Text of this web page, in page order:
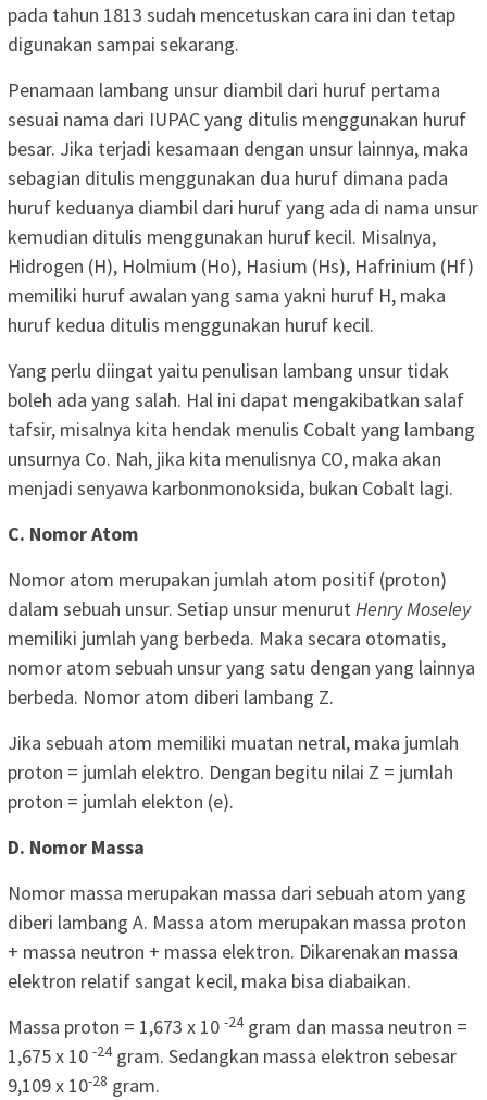
pada tahun 1813 sudah mencetuskan cara ini dan tetap
digunakan sampai sekarang.
Penamaan lambang unsur diambil dari huruf pertama
sesuai nama dari IUPAC yang ditulis menggunakan huruf
besar. Jika terjadi kesamaan dengan unsur lainnya, maka
sebagian ditulis menggunakan dua huruf dimana pada
huruf keduanya diambil dari huruf yang ada di nama unsur
kemudian ditulis menggunakan huruf kecil. Misalnya,
Hidrogen (H), Holmium (Ho), Hasium (Hs), Hafrinium (Hf)
memiliki huruf awalan yang sama yakni huruf H, maka
huruf kedua ditulis menggunakan huruf kecil.
Yang perlu diingat yaitu penulisan lambang unsur tidak
boleh ada yang salah. Hal ini dapat mengakibatkan salaf
tafsir, misalnya kita hendak menulis Cobalt yang lambang
unsurnya Co. Nah, jika kita menulisnya CO, maka akan
menjadi senyawa karbonmonoksida, bukan Cobalt lagi.
C. Nomor Atom
Nomor atom merupakan jumlah atom positif (proton)
dalam sebuah unsur. Setiap unsur menurutHenry Moseley
memiliki jumlah yang berbeda. Maka secara otomatis,
nomor atom sebuah unsur yang satu dengan yang lainnya
berbeda. Nomor atom diberi lambang Z.
Jika sebuah atom memiliki muatan netral, maka jumlah
proton = jumlah elektro. Dengan begitu nilai Z = jumlah
proton = jumlah elekton (e).
D. Nomor Massa
Nomor massa merupakan massa dari sebuah atom yang
diberi lambang A. Massa atom merupakan massa proton
+ massa neutron + massa elektron. Dikarenakan massa
elektron relatif sangat kecil, maka bisa diabaikan.
Massa proton = 1,673 x 10 -24gram dan massa neutron =
1,675 x 10 -24gram. Sedangkan massa elektron sebesar
9,109 x 10-28 gram.